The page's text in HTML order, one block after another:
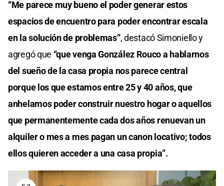
“Me parece muy bueno el poder generar estos
espacios de encuentro para poder encontrar escala
en la solución de problemas”, destacó Simoniello y
agregó que “que venga González Rouco a hablarnos
del sueño de la casa propia nos parece central
porque los que estamos entre 25 y 40 años, que
anhelamos poder construir nuestro hogar o aquellos
que permanentemente cada dos años renuevan un
alquiler o mes a mes pagan un canon locativo; todos
ellos quieren acceder a una casa propia”.